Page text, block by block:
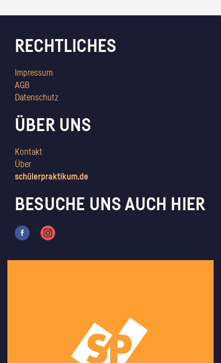
RECHTLICHES
Impressum
AGB
Datenschutz
ÜBER UNS
Kontakt
Über
schülerpraktikum.de
BESUCHE UNS AUCH HIER